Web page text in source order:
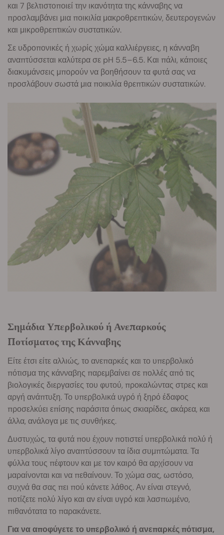
και 7 βελτιστοποιεί την ικανότητα της κάνναβης να
προσλαμβάνει μια ποικιλία μακροθρεπτικών, δευτερογενών
και μικροθρεπτικών συστατικών.
Σε υδροπονικές ή χωρίς χώμα καλλιέργειες, η κάνναβη
αναπτύσσεται καλύτερα σε pH 5.5–6.5. Και πάλι, κάποιες
διακυμάνσεις μπορούν να βοηθήσουν τα φυτά σας να
προσλάβουν σωστά μια ποικιλία θρεπτικών συστατικών.
Σημάδια Υπερβολικού ή Ανεπαρκούς
Ποτίσματος της Κάνναβης
Είτε έτσι είτε αλλιώς, το ανεπαρκές και το υπερβολικό
πότισμα της κάνναβης παρεμβαίνει σε πολλές από τις
βιολογικές διεργασίες του φυτού, προκαλώντας στρες και
αργή ανάπτυξη. Το υπερβολικά υγρό ή ξηρό έδαφος
προσελκύει επίσης παράσιτα όπως σκιαρίδες, ακάρεα, και
άλλα, ανάλογα με τις συνθήκες.
Δυστυχώς, τα φυτά που έχουν ποτιστεί υπερβολικά πολύ ή
υπερβολικά λίγο αναπτύσσουν τα ίδια συμπτώματα. Τα
φύλλα τους πέφτουν και με τον καιρό θα αρχίσουν να
μαραίνονται και να πεθαίνουν. Το χώμα σας, ωστόσο,
συχνά θα σας πει πού κάνετε λάθος. Αν είναι στεγνό,
ποτίζετε πολύ λίγο και αν είναι υγρό και λασπωμένο,
πιθανότατα το παρακάνετε.
Για να αποφύγετε το υπερβολικό ή ανεπαρκές πότισμα,